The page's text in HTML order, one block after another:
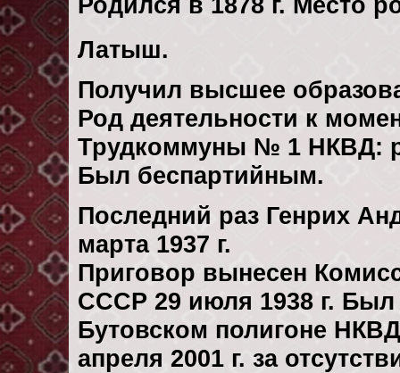
Латыш.
Получил высшее
Род деятельности к
Трудкоммуны № 1 НКВД:
Был беспартийным.
Последний раз Генрих
марта 1937 г.
Приговор вынесен
СССР 29 июля 1938 г.
Бутовском полигоне
апреля 2001 г. за